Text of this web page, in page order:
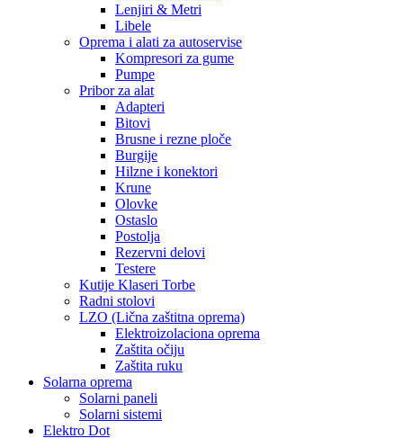
Lenjiri & Metri
Libele
Oprema i alati za autoservise
Kompresori za gume
Pumpe
Pribor za alat
Adapteri
Bitovi
Brusne i rezne ploče
Burgije
Hilzne i konektori
Krune
Olovke
Ostaslo
Postolja
Rezervni delovi
Testere
Kutije Klaseri Torbe
Radni stolovi
LZO (Lična zaštitna oprema)
Elektroizolaciona oprema
Zaštita očiju
Zaštita ruku
Solarna oprema
Solarni paneli
Solarni sistemi
Elektro Dot